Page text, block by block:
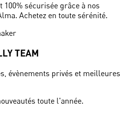
sécurisée grâce à nos
Achetez en toute sérénité.
TEAM
évènements privés et meilleures
toute l'année.